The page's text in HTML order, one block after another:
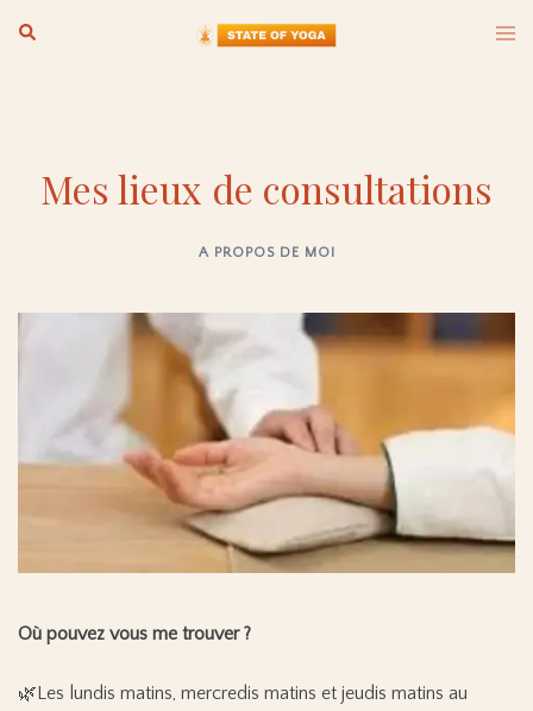
Rechercher
le
Mes lieux de consultations
A PROPOS DE MOI
Où pouvez vous me trouver ?
🌿 Les lundis matins, mercredis matins et jeudis matins au